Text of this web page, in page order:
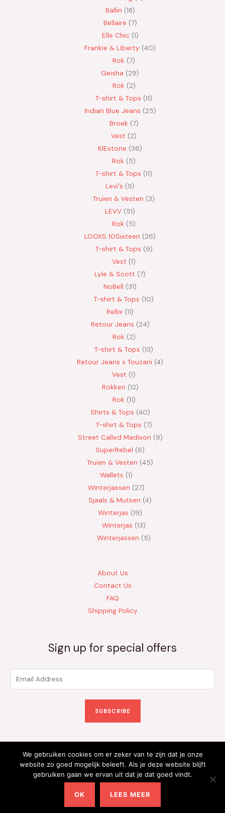
Ballin 18
Bellaire 7
Elle Chic 1
Frankie & Liberty 40
Rok 7
Geisha
29
Rok 2
T-shirt & Tops 11
Indian Blue Jeans 25
Broek 7
Vest
2
KIEstone
36
Rok 5
T-shirt & Tops 11
Levi's
9
Truien & Vesten
3
LEVV 51
Rok 5
LOOXS 10Sixteen
26
T-shirt & Tops 9
Vest 1
Lyle & Scott 7
NoBell
31
T-shirt & Tops 10
Rellix 11
Retour Jeans 24
Rok 2
T-shirt & Tops 13
Retour Jeans x Touzani 4
Vest 1
Rokken 12
Rok 11
Shirts & Tops 40
T-shirt & Tops 7
Street Called Madison 9
SuperRebel
6
Truien & Vesten 45
Wallets 1
Winterjassen
27
Sjaals & Mutsen 4
Winterjas 19
Winterjas 13
Winterjassen
5
About Us
Contact Us
FAQ
Shipping Policy
Sign up for special offers
m
SUBSCRIBE
Copyright © 2026 Kinderkleding Onlineshop | Powered by
Kinderkleding Onlineshop
We gebruiken cookies om er zeker van te zijn dat je onze
website zo goed mogelijk beleeft. Als je deze website blijft
gebruiken gaan we ervan uit dat je dat goed vindt.
OK LEES MEER